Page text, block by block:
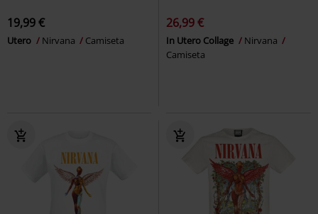
19,99 €
Utero Nirvana Camiseta
26,99 €
In Utero Collage
Nirvana
Camiseta